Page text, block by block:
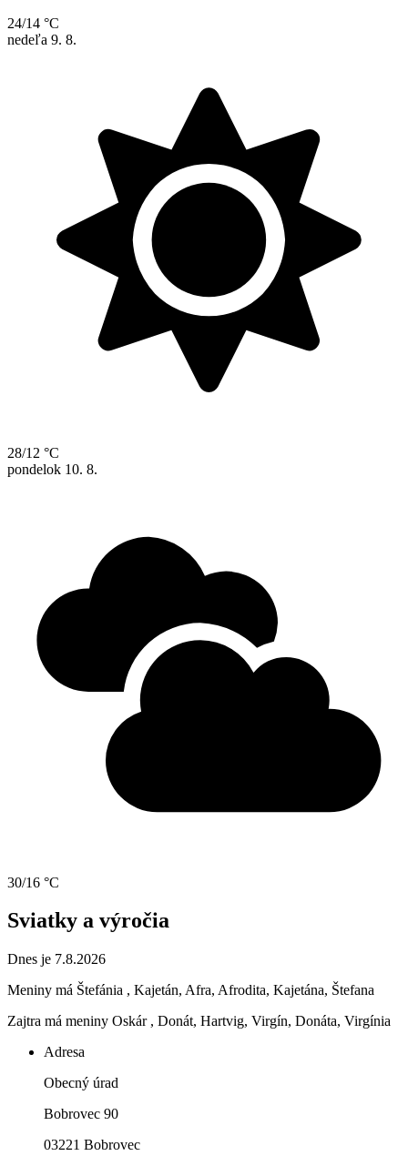
24/14 °C
nedeľa 9. 8.
28/12 °C
pondelok 10. 8.
30/16 °C
Sviatky a výročia
Dnes je 7.8.2026
Meniny má Štefánia , Kajetán, Afra, Afrodita, Kajetána, Štefana
Zajtra má meniny Oskár , Donát, Hartvig, Virgín, Donáta, Virgínia
Adresa
Obecný úrad
Bobrovec 90
03221 Bobrovec